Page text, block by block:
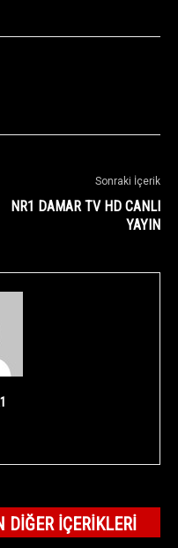
Sonraki İçerik
NR1 DAMAR TV HD CANLI
YAYIN
DIĞER İÇERIKLERI